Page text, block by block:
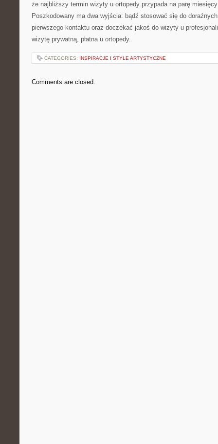
że najbliższy termin wizyty u ortopedy przypada na parę
Poszkodowany ma dwa wyjścia: bądź stosować się do
pierwszego kontaktu oraz doczekać jakoś do wizyty u
wizytę prywatną, płatna u ortopedy.
CATEGORIES: INSPIRACJE I STYLE ARTYSTYCZNE
Comments are closed.